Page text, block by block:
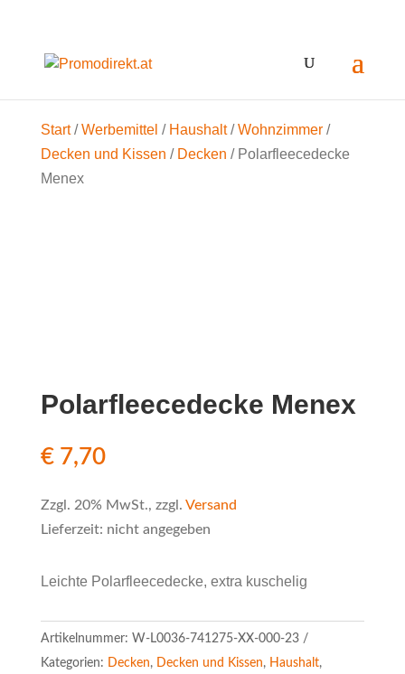
Start/Werbemittel / Haushalt/Wohnzimmer/
Decken und Kissen / Decken / Polarfleecedecke
Menex
Polarfleecedecke Menex
€7,70
Zzgl. 20% MwSt., zzgl. Versand
Lieferzeit: nicht angegeben
Leichte Polarfleecedecke, extra kuschelig
Artikelnummer: W-L0036-741275-XX-000-23
Kategorien: Decken, Decken und Kissen, Haushalt,